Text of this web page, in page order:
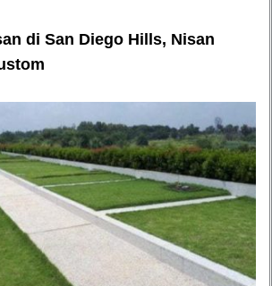
di San Diego Hills, Nisan